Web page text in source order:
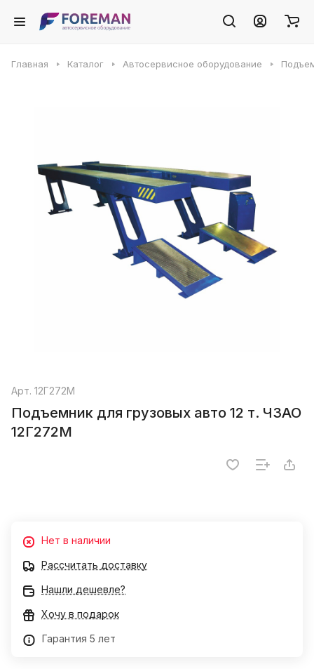
Главная Каталог Автосервисное оборудование
Арт. 12Г272М
Подъемник для грузовых авто 12 т. ЧЗАО
12Г272М
Нет в наличии
Рассчитать доставку
Нашли дешевле?
Хочу в подарок
Гарантия 5 лет